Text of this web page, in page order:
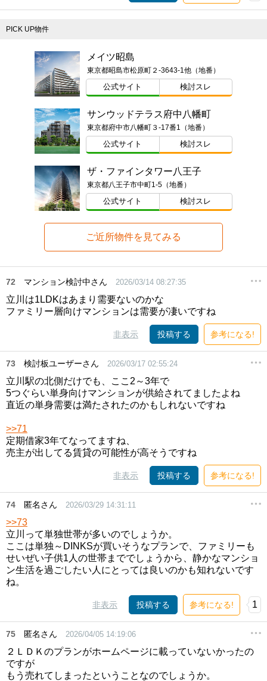
PICK UP物件
メイツ昭島
東京都昭島市松原町２-3643-1他（地番）
公式サイト 検討スレ
サンウッドテラス府中八幡町
東京都府中市八幡町３-17番1（地番）
公式サイト 検討スレ
ザ・ファインタワー八王子
東京都八王子市中町1-5（地番）
公式サイト 検討スレ
ご近所物件を見てみる
72 マンション検討中さん 2026/03/14 08:27:35
立川は1LDKはあまり需要ないのかな
ファミリー層向けマンションは需要が凄いですね
非表示 投稿する 参考になる!
73 検討板ユーザーさん 2026/03/17 02:55:24
立川駅の北側だけでも、ここ2～3年で
5つぐらい単身向けマンションが供給されてましたよね
直近の単身需要は満たされたのかもしれないですね
>>71
定期借家3年てなってますね、
売主が出してる賃貸の可能性が高そうですね
非表示 投稿する 参考になる!
74 匿名さん 2026/03/29 14:31:11
>>73
立川って単独世帯が多いのでしょうか。
ここは単独～DINKSが買いそうなプランで、ファミリーも
せいぜい子供1人の世帯まででしょうから、静かなマンショ
ン生活を過ごしたい人にとっては良いのかも知れないです
ね。
非表示 投稿する 参考になる! 1
75 匿名さん 2026/04/05 14:19:06
２ＬＤＫのプランがホームページに載っていないかったの
ですが
もう売れてしまったということなのでしょうか。